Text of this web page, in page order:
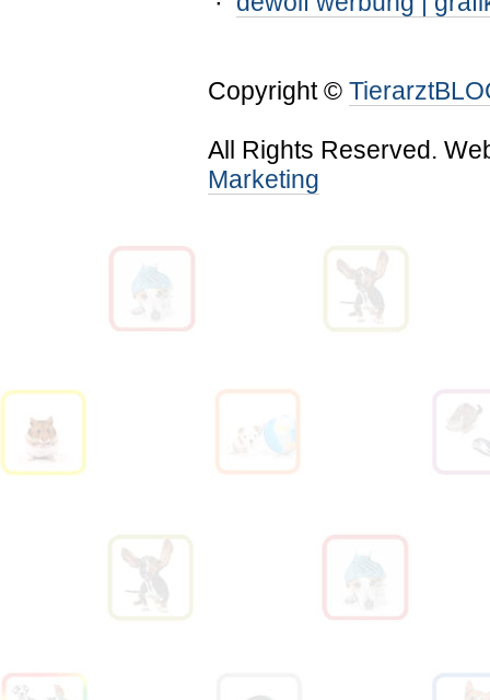
Copyright ©
All Rights Reserved.
Marketing